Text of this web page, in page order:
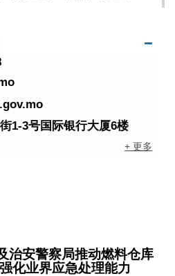
1-3号国际银行大厦6楼
+ 更多
治安警察局推动燃料仓库
化业界应急处理能力